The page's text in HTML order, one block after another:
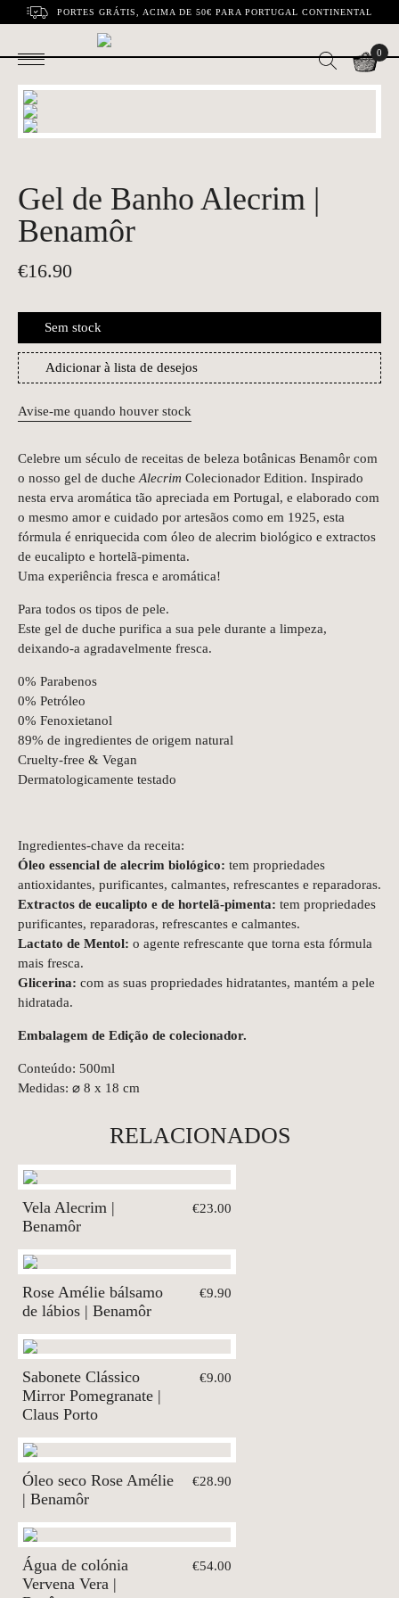
PORTES GRÁTIS, ACIMA DE 50€ PARA PORTUGAL CONTINENTAL
0
Gel de Banho Alecrim |
Benamôr
€16.90
Sem stock
Adicionar à lista de desejos
Avise-me quando houver stock
Celebre um século de receitas de beleza botânicas Benamôr com
o nosso gel de duche Alecrim Colecionador Edition. Inspirado
nesta erva aromática tão apreciada em Portugal, e elaborado com
o mesmo amor e cuidado por artesãos como em 1925, esta
fórmula é enriquecida com óleo de alecrim biológico e extractos
de eucalipto e hortelã-pimenta.
Uma experiência fresca e aromática!
Para todos os tipos de pele.
Este gel de duche purifica a sua pele durante a limpeza,
deixando-a agradavelmente fresca.
0% Parabenos
0% Petróleo
0% Fenoxietanol
89% de ingredientes de origem natural
Cruelty-free & Vegan
Dermatologicamente testado
Ingredientes-chave da receita:
Óleo essencial de alecrim biológico: tem propriedades
antioxidantes, purificantes, calmantes, refrescantes e reparadoras.
Extractos de eucalipto e de hortelã-pimenta: tem propriedades
purificantes, reparadoras, refrescantes e calmantes.
Lactato de Mentol: o agente refrescante que torna esta fórmula
mais fresca.
Glicerina: com as suas propriedades hidratantes, mantém a pele
hidratada.
Embalagem de Edição de colecionador.
Conteúdo: 500ml
Medidas: ⌀ 8 x 18 cm
RELACIONADOS
Vela Alecrim |
Benamôr
€23.00
Rose Amélie bálsamo
de lábios | Benamôr
€9.90
Sabonete Clássico
Mirror Pomegranate |
Claus Porto
€9.00
Óleo seco Rose Amélie
| Benamôr
€28.90
Água de colónia
Vervena Vera |
€54.00